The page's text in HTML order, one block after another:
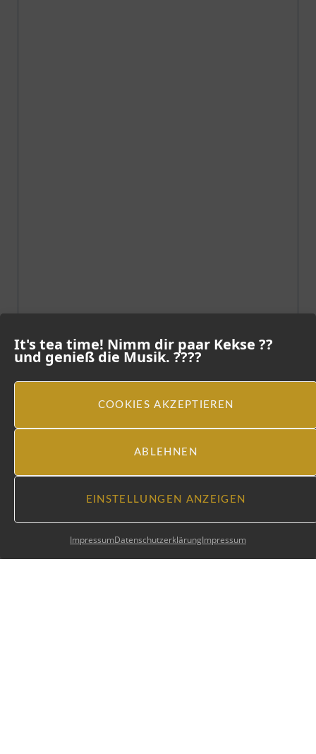
It's tea time! Nimm dir paar Kekse ??
und genieß die Musik. ????
COOKIES AKZEPTIEREN
ABLEHNEN
EINSTELLUNGEN ANZEIGEN
ImpressumDatenschutzerklärungImpressum
Instagram